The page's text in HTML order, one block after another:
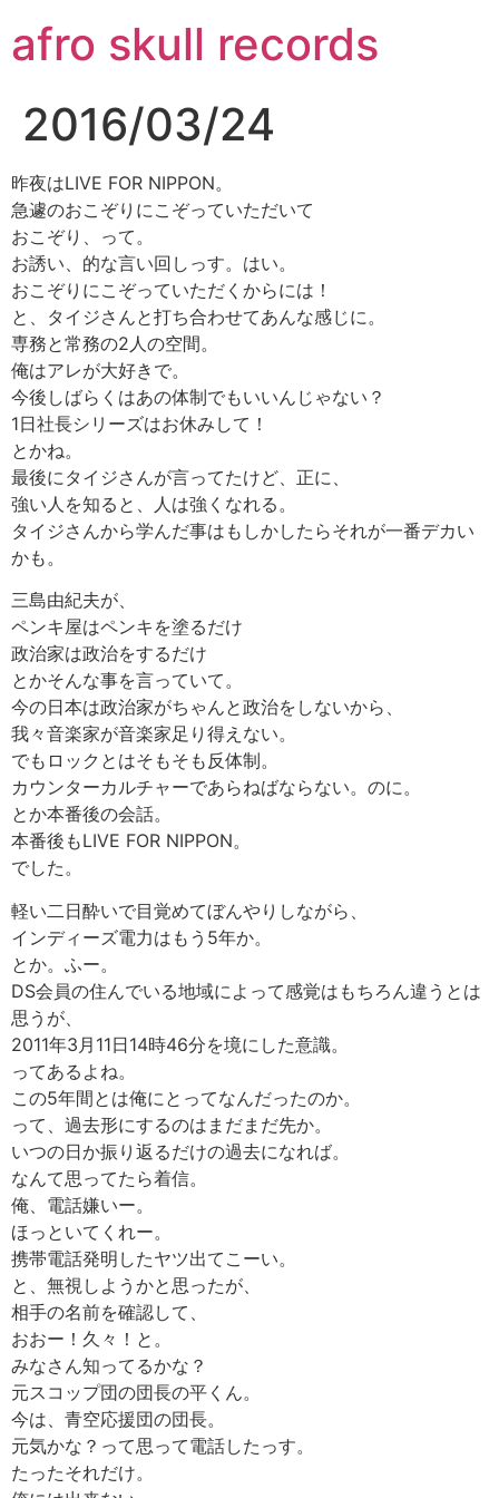
ン
テ
ス
キ
ッ
プ
afro skull records
2016/03/24
昨夜はLIVE FOR NIPPON。
急遽のおこぞりにこぞっていただいて
おこぞり、って。
お誘い、的な言い回しっす。はい。
おこぞりにこぞっていただくからには！
と、タイジさんと打ち合わせてあんな感じに。
専務と常務の2人の空間。
俺はアレが大好きで。
今後しばらくはあの体制でもいいんじゃない？
1日社長シリーズはお休みして！
とかね。
最後にタイジさんが言ってたけど、正に、
強い人を知ると、人は強くなれる。
タイジさんから学んだ事はもしかしたらそれが一番デカい
かも。
三島由紀夫が、
ペンキ屋はペンキを塗るだけ
政治家は政治をするだけ
とかそんな事を言っていて。
今の日本は政治家がちゃんと政治をしないから、
我々音楽家が音楽家足り得えない。
でもロックとはそもそも反体制。
カウンターカルチャーであらねばならない。のに。
とか本番後の会話。
本番後もLIVE FOR NIPPON。
でした。
軽い二日酔いで目覚めてぼんやりしながら、
インディーズ電力はもう5年か。
とか。ふー。
DS会員の住んでいる地域によって感覚はもちろん違うとは
思うが、
2011年3月11日14時46分を境にした意識。
ってあるよね。
この5年間とは俺にとってなんだったのか。
って、過去形にするのはまだまだ先か。
いつの日か振り返るだけの過去になれば。
なんて思ってたら着信。
俺、電話嫌いー。
ほっといてくれー。
携帯電話発明したヤツ出てこーい。
と、無視しようかと思ったが、
相手の名前を確認して、
おおー！久々！と。
みなさん知ってるかな？
元スコップ団の団長の平くん。
今は、青空応援団の団長。
元気かな？って思って電話したっす。
たったそれだけ。